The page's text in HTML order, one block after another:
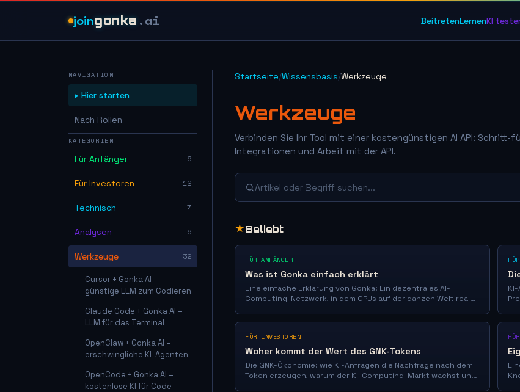
joingonka .ai BeitretenLernenKI
NAVIGATION
▸ Hier starten
Nach Rollen
KATEGORIEN
Für Anfänger 6
Für Investoren 12
Technisch 7
Analysen 6
Werkzeuge 32
Cursor + Gonka AI –
günstige LLM zum Codieren
Claude Code + Gonka AI –
LLM für das Terminal
OpenClaw + Gonka AI –
erschwingliche KI-Agenten
OpenCode + Gonka AI –
kostenlose KI für Code
Startseite/Wissensbasis/Werkzeuge
Werkzeuge
Verbinden Sie Ihr Tool mit einer kostengünstigen AI API: Schritt-
Integrationen und Arbeit mit der API.
Artikel oder Begriff suchen...
★Beliebt
FÜR ANFÄNGER
Was ist Gonka einfach erklärt
Eine einfache Erklärung von Gonka: Ein dezentrales AI-
Computing-Netzwerk, in dem GPUs auf der ganzen Welt reale
FÜR INVESTOREN
Woher kommt der Wert des GNK-Tokens
Die GNK-Ökonomie: wie KI-Anfragen die Nachfrage nach dem
Token erzeugen, warum der KI-Computing-Markt wächst und